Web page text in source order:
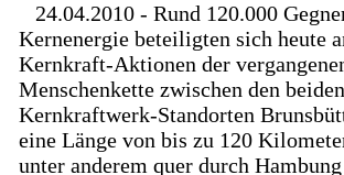
24.04.2010 - Rund 120.000
Kernenergie beteiligten sich heute
Kernkraft-Aktionen der
Menschenkette zwischen den
Kernkraftwerk-Standorten
eine Länge von bis zu 120
unter anderem quer durch